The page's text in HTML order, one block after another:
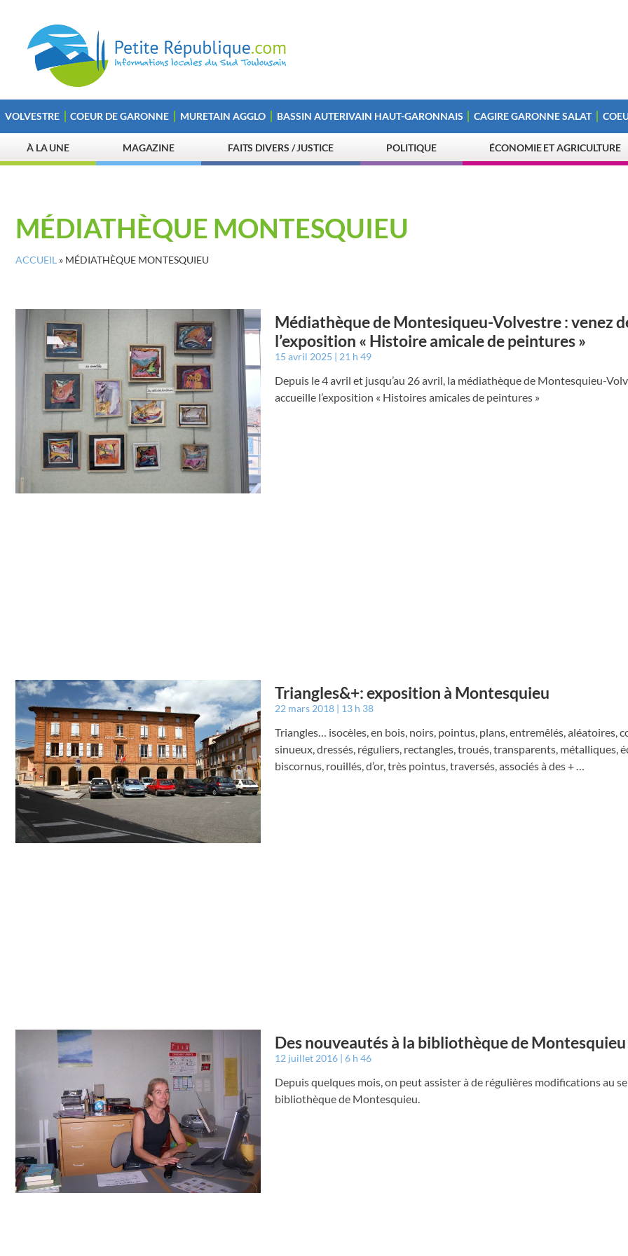
VOLVESTRE COEUR DE GARONNE MURETAIN AGGLO BASSIN AUTERIVAIN HAUT-GARONNAIS CAGIRE GARONNE SALAT
À LA UNE MAGAZINE FAITS DIVERS / JUSTICE POLITIQUE ÉCONOMIE ET AGRICULTURE
MÉDIATHÈQUE MONTESQUIEU
ACCUEIL » MÉDIATHÈQUE MONTESQUIEU
Médiathèque de Montesiqueu-Volvestre : venez
l’exposition « Histoire amicale de peintures »
15 avril 2025 21 h 49
Depuis le 4 avril et jusqu’au 26 avril, la médiathèque de Montesquieu-
accueille l’exposition « Histoires amicales de peintures »
Triangles&+: exposition à Montesquieu
22 mars 2018 13 h 38
Triangles… isocèles, en bois, noirs, pointus, plans, entremêlés, aléatoires,
sinueux, dressés, réguliers, rectangles, troués, transparents, métalliques,
biscornus, rouillés, d’or, très pointus, traversés, associés à des + …
Des nouveautés à la bibliothèque de Montesquieu
12 juillet 2016 6 h 46
Depuis quelques mois, on peut assister à de régulières modifications au
bibliothèque de Montesquieu.